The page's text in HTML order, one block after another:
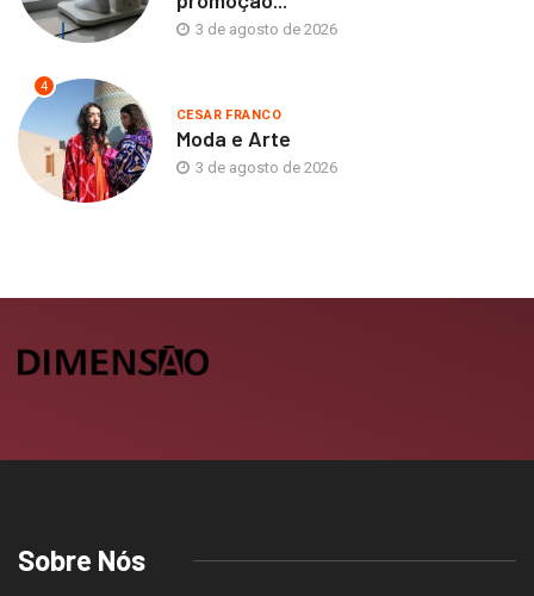
3 de agosto de 2026
4
CESAR FRANCO
Moda e Arte
3 de agosto de 2026
Sobre Nós